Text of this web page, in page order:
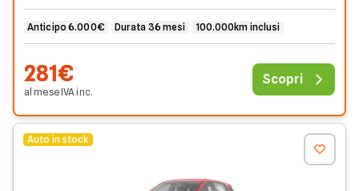
Anticipo 6.000€ Durata 36 mesi 100.000km inclusi
281€
al meseIVAinc.
Scopri
Auto in stock